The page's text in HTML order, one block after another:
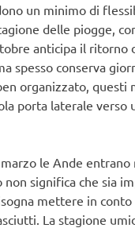
un minimo di
delle piogge,
anticipa il ritorno
spesso conserva
organizzato, questi
porta laterale verso
le Ande entrano
non significa che sia
mettere in
La stagione